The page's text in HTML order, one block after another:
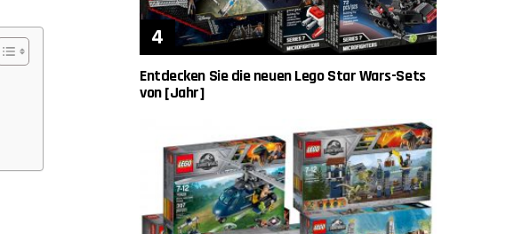
Entdecken Sie die neuen Lego Star Wars-Sets
von [Jahr]